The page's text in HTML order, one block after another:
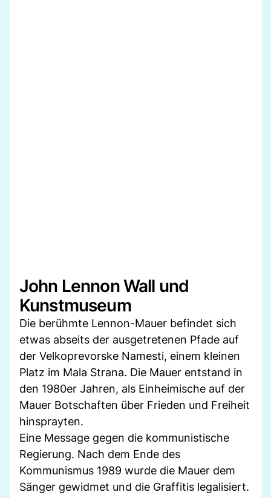
John Lennon Wall und
Kunstmuseum
Die berühmte Lennon-Mauer befindet sich
etwas abseits der ausgetretenen Pfade auf
der Velkoprevorske Namesti, einem kleinen
Platz im Mala Strana. Die Mauer entstand in
den 1980er Jahren, als Einheimische auf der
Mauer Botschaften über Frieden und Freiheit
hinsprayten.
Eine Message gegen die kommunistische
Regierung. Nach dem Ende des
Kommunismus 1989 wurde die Mauer dem
Sänger gewidmet und die Graffitis legalisiert.